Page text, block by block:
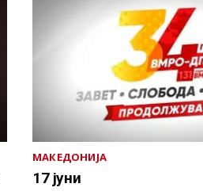
МАКЕДОНИЈА
17 јуни